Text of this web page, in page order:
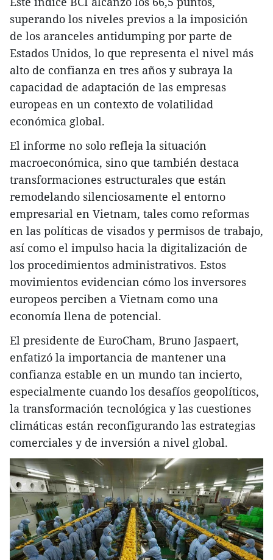
superando los niveles previos a la imposición
de los aranceles antidumping por parte de
Estados Unidos, lo que representa el nivel más
alto de confianza en tres años y subraya la
capacidad de adaptación de las empresas
europeas en un contexto de volatilidad
económica global.
El informe no solo refleja la situación
macroeconómica, sino que también destaca
transformaciones estructurales que están
remodelando silenciosamente el entorno
empresarial en Vietnam, tales como reformas
en las políticas de visados y permisos de trabajo,
así como el impulso hacia la digitalización de
los procedimientos administrativos. Estos
movimientos evidencian cómo los inversores
europeos perciben a Vietnam como una
economía llena de potencial.
El presidente de EuroCham, Bruno Jaspaert,
enfatizó la importancia de mantener una
confianza estable en un mundo tan incierto,
especialmente cuando los desafíos geopolíticos,
la transformación tecnológica y las cuestiones
climáticas están reconfigurando las estrategias
comerciales y de inversión a nivel global.